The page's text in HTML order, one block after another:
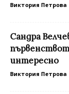
Виктория Петрова
Сандра
интересно
Виктория Петрова